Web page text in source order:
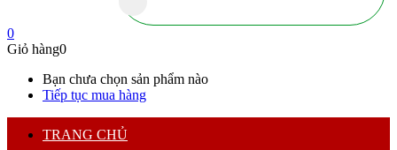
0
Giỏ hàng0
Bạn chưa chọn sản phẩm nào
Tiếp tục mua hàng
TRANG CHỦ